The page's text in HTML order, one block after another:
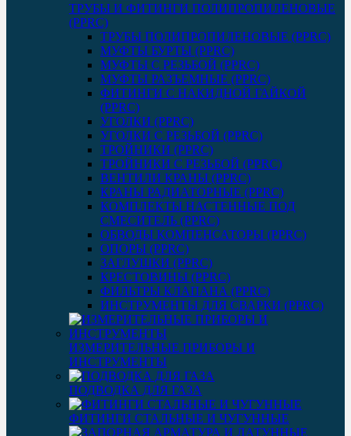
ТРУБЫ И ФИТИНГИ ПОЛИПРОПИЛЕНОВЫЕ
(PPRC)
ТРУБЫ ПОЛИПРОПИЛЕНОВЫЕ (PPRC)
МУФТЫ БУРТЫ (PPRC)
МУФТЫ C РЕЗЬБОЙ (PPRC)
МУФТЫ РАЗЪЕМНЫЕ (PPRC)
ФИТИНГИ С НАКИДНОЙ ГАЙКОЙ
(PPRC)
УГОЛКИ (PPRC)
УГОЛКИ С РЕЗЬБОЙ (PPRC)
ТРОЙНИКИ (PPRC)
ТРОЙНИКИ С РЕЗЬБОЙ (PPRC)
ВЕНТИЛИ КРАНЫ (PPRC)
КРАНЫ РАДИАТОРНЫЕ (PPRC)
КОМПЛЕКТЫ НАСТЕННЫЕ ПОД
СМЕСИТЕЛЬ (PPRC)
ОБВОДЫ КОМПЕНСАТОРЫ (PPRC)
ОПОРЫ (PPRC)
ЗАГЛУШКИ (PPRC)
КРЕСТОВИНЫ (PPRC)
ФИЛЬТРЫ КЛАПАНА (PPRC)
ИНСТРУМЕНТЫ ДЛЯ СВАРКИ (PPRC)
ИЗМЕРИТЕЛЬНЫЕ ПРИБОРЫ И
ИНСТРУМЕНТЫ
ПОДВОДКА ДЛЯ ГАЗА
ФИТИНГИ СТАЛЬНЫЕ И ЧУГУННЫЕ